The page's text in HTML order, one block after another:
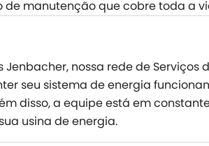
de manutenção que cobre toda a
nossa rede de Serviços
seu sistema de energia
disso, a equipe está em
usina de energia.